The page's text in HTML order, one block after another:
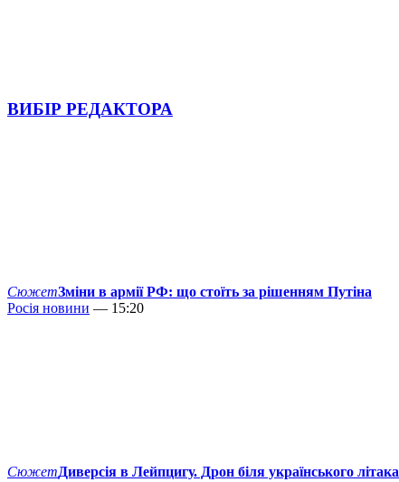
ВИБІР РЕДАКТОРА
СюжетЗміни в армії РФ: що стоїть за рішенням Путіна
Росія новини — 15:20
СюжетДиверсія в Лейпцигу. Дрон біля українського літака